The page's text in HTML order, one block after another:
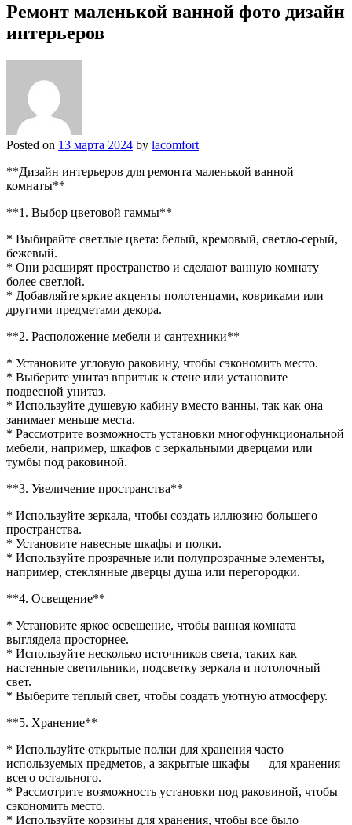
Ремонт маленькой ванной фото дизайн
интерьеров
Posted on 13 марта 2024 by lacomfort
**Дизайн интерьеров для ремонта маленькой ванной
комнаты**
**1. Выбор цветовой гаммы**
* Выбирайте светлые цвета: белый, кремовый, светло-серый,
бежевый.
* Они расширят пространство и сделают ванную комнату
более светлой.
* Добавляйте яркие акценты полотенцами, ковриками или
другими предметами декора.
**2. Расположение мебели и сантехники**
* Установите угловую раковину, чтобы сэкономить место.
* Выберите унитаз впритык к стене или установите
подвесной унитаз.
* Используйте душевую кабину вместо ванны, так как она
занимает меньше места.
* Рассмотрите возможность установки многофункциональной
мебели, например, шкафов с зеркальными дверцами или
тумбы под раковиной.
**3. Увеличение пространства**
* Используйте зеркала, чтобы создать иллюзию большего
пространства.
* Установите навесные шкафы и полки.
* Используйте прозрачные или полупрозрачные элементы,
например, стеклянные дверцы душа или перегородки.
**4. Освещение**
* Установите яркое освещение, чтобы ванная комната
выглядела просторнее.
* Используйте несколько источников света, таких как
настенные светильники, подсветку зеркала и потолочный
свет.
* Выберите теплый свет, чтобы создать уютную атмосферу.
**5. Хранение**
* Используйте открытые полки для хранения часто
используемых предметов, а закрытые шкафы — для хранения
всего остального.
* Рассмотрите возможность установки под раковиной, чтобы
сэкономить место.
* Используйте корзины для хранения, чтобы все было